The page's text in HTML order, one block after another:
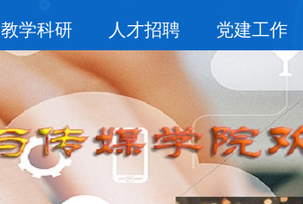
教学科研 人才招聘 党建工作